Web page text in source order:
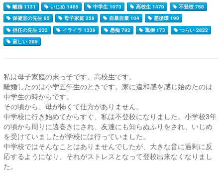
離婚 1131 いじめ 1485 中学生 1073 高校生 1470
不登校 768
保健室の先生 85
母子家庭 259 自暴自棄 104
悪循環 198
担任の先生 232
イライラ 1339 愚痴 792 罵倒 173
つらい 2822
寂しい 285
私は母子家庭の末っ子です。高校生です。
離婚したのは小学五年生のときです。家に違和感を感じ始めたのは
中学生の時からです。
その頃から、母が怖くて仕方がありません。
中学校に行き始めてからすぐ、私は不登校になりました。小学校3年
の頃から周りに遠巻きにされ、友達にも知らぬふりをされ、いじめ
を受けていましたが学校には行っていました。
中学校ではそんなことはありませんでしたが、大きな音に過剰に反
応するようになり、それがストレスとなって登校出来なくなりまし
た。